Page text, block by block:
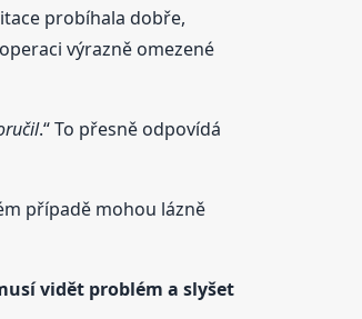
probíhala dobře,
výrazně omezené
.“ To přesně odpovídá
případě mohou lázně
vidět problém a slyšet